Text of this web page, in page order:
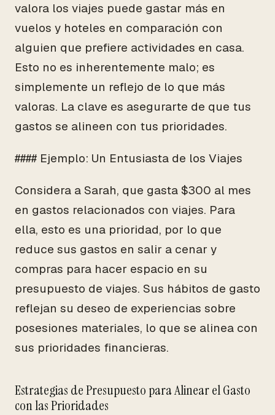
valora los viajes puede gastar más en
vuelos y hoteles en comparación con
alguien que prefiere actividades en casa.
Esto no es inherentemente malo; es
simplemente un reflejo de lo que más
valoras. La clave es asegurarte de que tus
gastos se alineen con tus prioridades.
#### Ejemplo: Un Entusiasta de los Viajes
Considera a Sarah, que gasta $300 al mes
en gastos relacionados con viajes. Para
ella, esto es una prioridad, por lo que
reduce sus gastos en salir a cenar y
compras para hacer espacio en su
presupuesto de viajes. Sus hábitos de gasto
reflejan su deseo de experiencias sobre
posesiones materiales, lo que se alinea con
sus prioridades financieras.
Estrategias de Presupuesto para Alinear el Gasto
con las Prioridades